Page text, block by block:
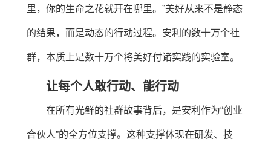
里，你的生命之花就开在哪里。”美好从来不是静态
的结果，而是动态的行动过程。安利的数十万个社
群，本质上是数十万个将美好付诸实践的实验室。
让每个人敢行动、能行动
在所有光鲜的社群故事背后，是安利作为“创业
合伙人”的全方位支撑。这种支撑体现在研发、技